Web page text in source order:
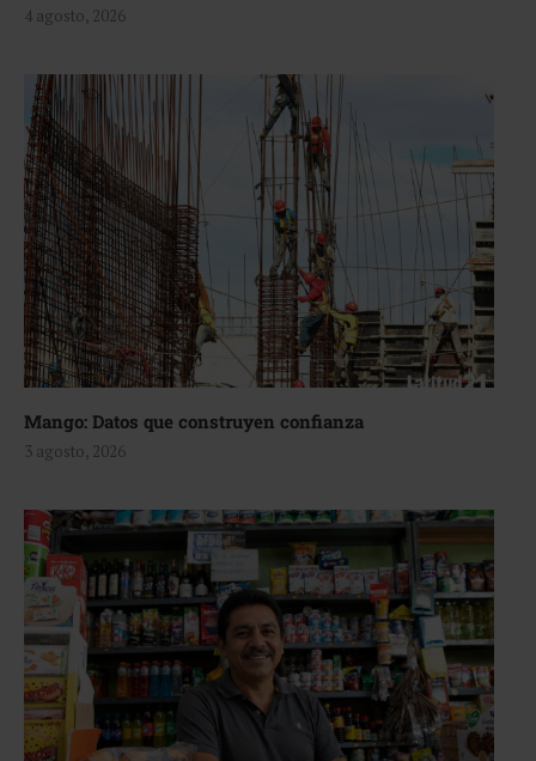
4 agosto, 2026
Mango: Datos que construyen confianza
3 agosto, 2026